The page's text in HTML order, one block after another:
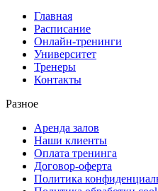
Главная
Расписание
Онлайн-тренинги
Университет
Тренеры
Контакты
Разное
Аренда залов
Наши клиенты
Оплата тренинга
Договор-оферта
Политика